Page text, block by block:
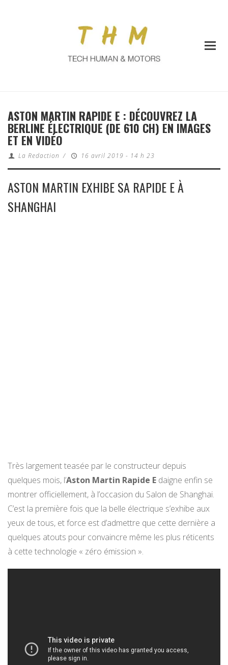
ASTON MARTIN RAPIDE E : DÉCOUVREZ LA
BERLINE ÉLECTRIQUE (DE 610 CH) EN IMAGES
ET EN VIDÉO
La Redaction / 16 avril 2019 - 14 h 23
ASTON MARTIN EXHIBE SA RAPIDE E À
SHANGHAI
Très largement teasée par le constructeur depuis
quelques mois, l’Aston Martin Rapide E daigne enfin se
montrer officiellement, à l’occasion du Salon de Shanghai.
C’est la première fois que la belle électrique s’exhibe aux
yeux de tous, et force est d’admettre que cette dernière a
quelques atouts pour convaincre même les plus réticents
à cette technologie « zéro émission ».